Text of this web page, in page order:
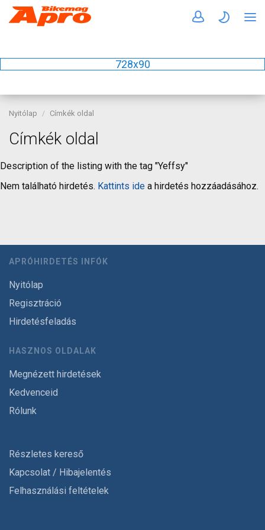
728x90
Nyitólap Címkék oldal
Címkék oldal
Description of the listing with the tag "Yeffsy"
Nem található hirdetés. Kattints ide a hirdetés hozzáadásához.
APRÓHIRDETÉS INFÓK
Nyitólap
Regisztráció
Hirdetésfeladás
HASZNOS OLDALAK
Megnézett hirdetések
Kedvenceid
Rólunk
Részletes kereső
Kapcsolat / Hibajelentés
Felhasználási feltételek